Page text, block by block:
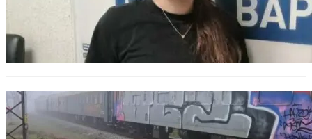
ОБЩЕСТВО
Варненска ученичка създаде интерактивна
карта за сигнали за проблеми с боклука
ОБЩЕСТВО
Бързият влак София – Варна блъсна и уби
жена край гара Бутово